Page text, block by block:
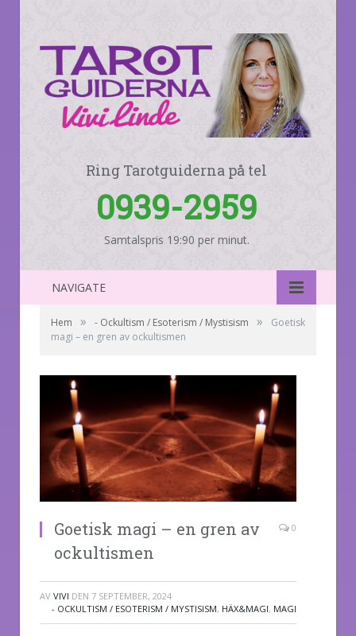
Ring Tarotguiderna på tel
0939-2959
Samtalspris 19:90 per minut.
NAVIGATE
Hem » - Ockultism / Esoterism / Mystisism »
Goetisk
magi – en gren av ockultismen
Goetisk magi – en gren av
ockultismen
0
AV VIVI DEN 7 SEPTEMBER, 2024
- OCKULTISM / ESOTERISM / MYSTISISM, HÄX&MAGI, MAGI